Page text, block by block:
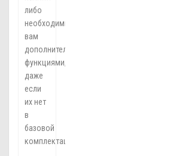
либо
необходимыми
вам
дополнительными
функциями,
даже
если
их нет
в
базовой
комплектации.